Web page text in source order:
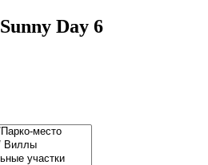
Sunny Day 6